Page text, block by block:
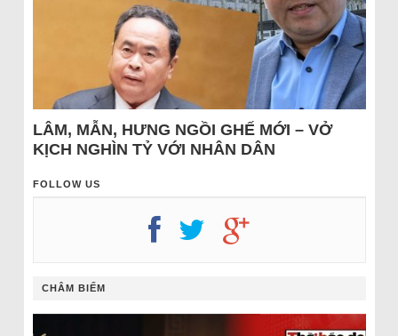
LÂM, MẪN, HƯNG NGỒI GHẾ MỚI – VỞ
KỊCH NGHÌN TỶ VỚI NHÂN DÂN
FOLLOW US
CHÂM BIẾM